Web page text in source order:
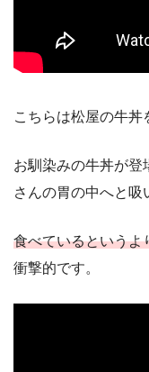
こちらは松屋の牛丼
お馴染みの牛丼が登
さんの胃の中へと吸
食べているというよ
衝撃的です。